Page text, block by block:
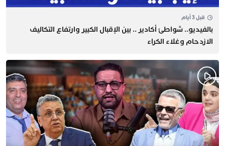
قبل 3 أيام
بالفيديو.. شواطئ أكادير .. بين الإقبال الكبير وارتفاع التكاليف
الازدحام وغلاء الكراء